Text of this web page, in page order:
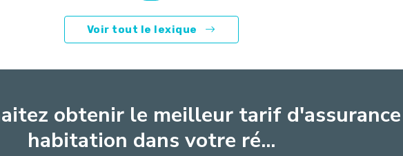
Voir tout le lexique
obtenir le meilleur tarif d'assurance
habitation dans votre ré...